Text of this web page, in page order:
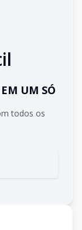
UM SÓ
todos os